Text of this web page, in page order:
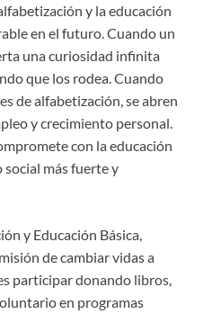
y la educación
en el futuro. Cuando un
una curiosidad infinita
que los rodea. Cuando
de alfabetización, se abren
y crecimiento personal.
con la educación
social más fuerte y
y Educación Básica,
de cambiar vidas a
participar donando libros,
en programas